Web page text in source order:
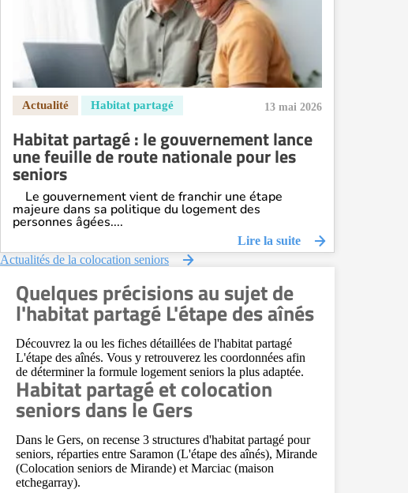
13 mai 2026
Habitat partagé : le gouvernement lance
une feuille de route nationale pour les
seniors
Le gouvernement vient de franchir une étape
majeure dans sa politique du logement des
personnes âgées....
Lire la suite
Actualités de la colocation seniors
Quelques précisions au sujet de
l'habitat partagé L'étape des aînés
Découvrez la ou les fiches détaillées de l'habitat partagé
L'étape des aînés. Vous y retrouverez les coordonnées afin
de déterminer la formule logement seniors la plus adaptée.
Habitat partagé et colocation
seniors dans le Gers
Dans le Gers, on recense 3 structures d'habitat partagé pour
seniors, réparties entre Saramon (L'étape des aînés), Mirande
(Colocation seniors de Mirande) et Marciac (maison
etchegarray).